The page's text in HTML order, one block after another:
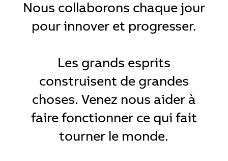
Nous collaborons chaque jour
pour innover et progresser.
Les grands esprits
construisent de grandes
choses. Venez nous aider à
faire fonctionner ce qui fait
tourner le monde.